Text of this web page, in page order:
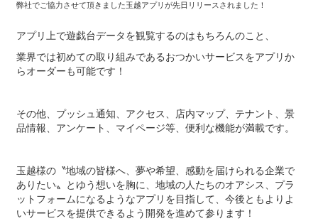
弊社でご協力させて頂きました玉越アプリが先日リリースされました！
アプリ上で遊戯台データを観覧するのはもちろんのこと、
業界では初めての取り組みであるおつかいサービスをアプリか
らオーダーも可能です！
その他、プッシュ通知、アクセス、店内マップ、テナント、景
品情報、アンケート、マイページ等、便利な機能が満載です。
玉越様の〝地域の皆様へ、夢や希望、感動を届けられる企業で
ありたい〟とゆう想いを胸に、地域の人たちのオアシス、プラ
ットフォームになるようなアプリを目指して、今後ともよりよ
いサービスを提供できるよう開発を進めて参ります！